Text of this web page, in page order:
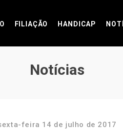
FILIAÇÃO HANDICAP
Notícias
feira 14 de julho de 2017